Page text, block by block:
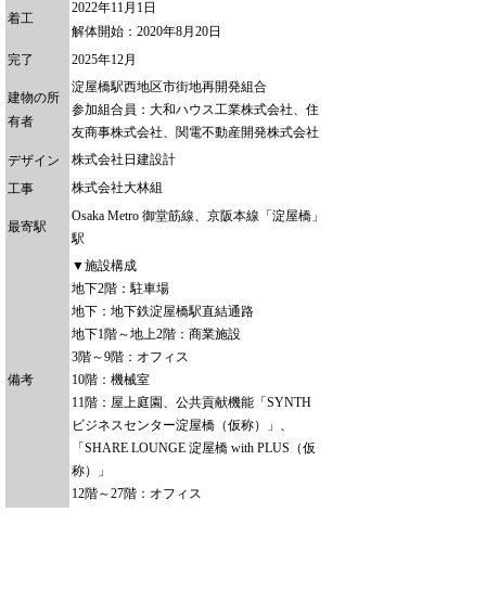
着工
2022年11月1日
解体開始：2020年8月20日
完了
2025年12月
建物の所
有者
淀屋橋駅西地区市街地再開発組合
参加組合員：大和ハウス工業株式会社、住
友商事株式会社、関電不動産開発株式会社
デザイン
株式会社日建設計
工事
株式会社大林組
最寄駅
Osaka Metro 御堂筋線、京阪本線「淀屋橋」
駅
備考
▼施設構成
地下2階：駐車場
地下：地下鉄淀屋橋駅直結通路
地下1階～地上2階：商業施設
3階～9階：オフィス
10階：機械室
11階：屋上庭園、公共貢献機能「SYNTH
ビジネスセンター淀屋橋（仮称）」、
「SHARE LOUNGE 淀屋橋 with PLUS（仮
称）」
12階～27階：オフィス